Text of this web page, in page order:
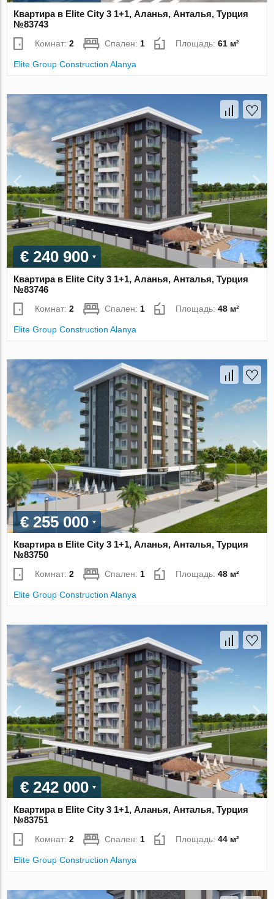
Квартира в Elite City 3 1+1, Аланья, Анталья, Турция
№83743
Комнат:2 Спален:1 Площадь:61 м²
Elite Group Construction Alanya
€ 240 900
Квартира в Elite City 3 1+1, Аланья, Анталья, Турция
№83746
Комнат:2 Спален: 1 Площадь:48 м²
Elite Group Construction Alanya
€ 255 000
Квартира в Elite City 3 1+1, Аланья, Анталья, Турция
№83750
Комнат:2 Спален: 1 Площадь:48 м²
Elite Group Construction Alanya
€ 242 000
Квартира в Elite City 3 1+1, Аланья, Анталья, Турция
№83751
Комнат:2 Спален: 1 Площадь:44 м²
Elite Group Construction Alanya